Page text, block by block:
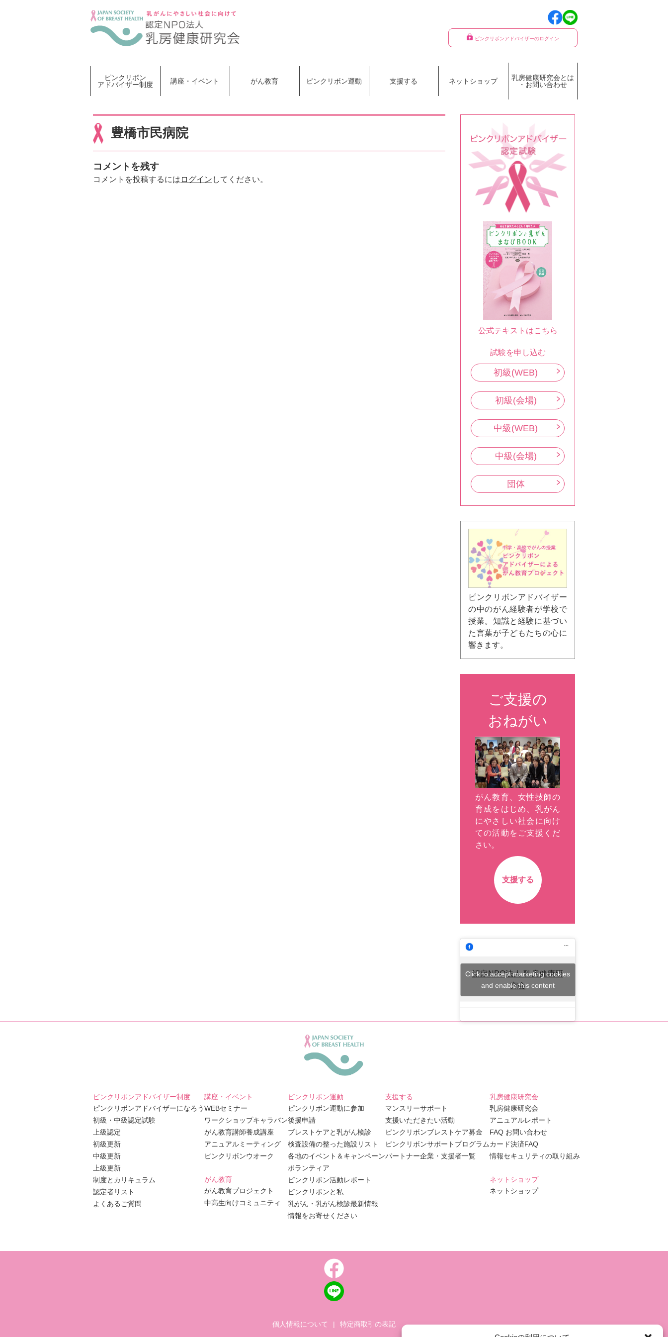
ピンクリボンアドバイザーのログイン
ピンクリボン
アドバイザー制度
講座・イベント がん教育 ピンクリボン運動 支援する ネットショップ
乳房健康研究会とは
・お問い合わせ
豊橋市民病院
コメントを残す
コメントを投稿するには ログイン してください。
公式テキストはこちら
試験を申し込む
初級(WEB)
初級(会場)
中級(WEB)
中級(会場)
団体
ピンクリボンアドバイザー
の中のがん経験者が学校で
授業。知識と経験に基づい
た言葉が子どもたちの心に
響きます。
ご支援の
おねがい
がん教育、女性技師の
育成をはじめ、乳がん
にやさしい社会に向け
ての活動をご支援くだ
さい。
支援する
認定NPO法人 乳房健康研
究会
Click to accept marketing cookies
and enable this content
ピンクリボンアドバイザー制度
ピンクリボンアドバイザーになろう
初級・中級認定試験
上級認定
初級更新
中級更新
上級更新
制度とカリキュラム
認定者リスト
よくあるご質問
講座・イベント
WEBセミナー
ワークショップキャラバン
がん教育講師養成講座
アニュアルミーティング
ピンクリボンウオーク
がん教育
がん教育プロジェクト
中高生向けコミュニティ
ピンクリボン運動
ピンクリボン運動に参加
後援申請
ブレストケアと乳がん検診
検査設備の整った施設リスト
各地のイベント＆キャンペーン
ボランティア
ピンクリボン活動レポート
ピンクリボンと私
乳がん・乳がん検診最新情報
情報をお寄せください
支援する
マンスリーサポート
支援いただきたい活動
ピンクリボンブレストケア募金
ピンクリボンサポートプログラム
パートナー企業・支援者一覧
乳房健康研究会
乳房健康研究会
アニュアルレポート
FAQ お問い合わせ
カード決済FAQ
情報セキュリティの取り組み
ネットショップ
ネットショップ
個人情報について | 特定商取引の表記